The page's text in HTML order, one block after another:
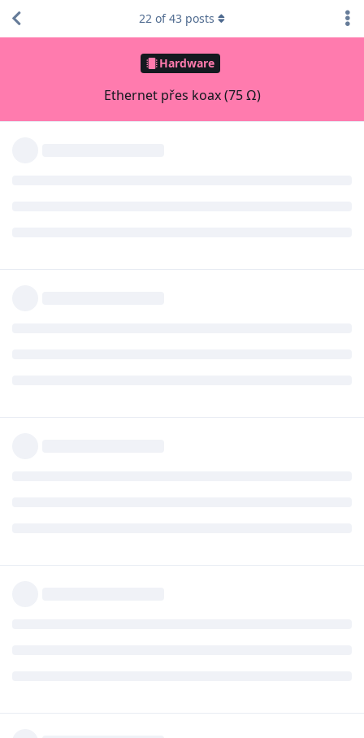
Hardware
Ethernet přes koax (75 Ω)
22 of43 posts